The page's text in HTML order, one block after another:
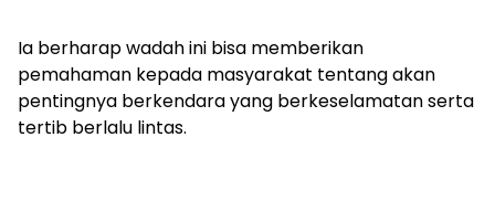
Ia berharap wadah ini bisa memberikan
pemahaman kepada masyarakat tentang akan
pentingnya berkendara yang berkeselamatan serta
tertib berlalu lintas.